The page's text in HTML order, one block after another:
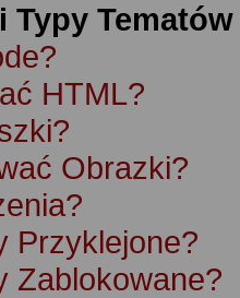
Typy Tematów
HTML?
Obrazki?
Przyklejone?
Zablokowane?